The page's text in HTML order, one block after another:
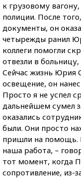
к грузовому
полиции. После
документы, он
четырежды ранил
коллеги помогли
отвезли в
Сейчас жизнь Юрия
освещение, он
Просто я не успел
дальнейшем сумел
оказались
были. Они просто
пришли на помощь.
наша работа, –
тот момент, когда
сопротивление, из-